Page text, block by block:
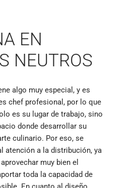
EN
NEUTROS
algo muy especial, y es
chef profesional, por lo que
es su lugar de trabajo, sino
donde desarrollar su
culinario. Por eso, se
atención a la distribución, ya
muy bien el
toda la capacidad de